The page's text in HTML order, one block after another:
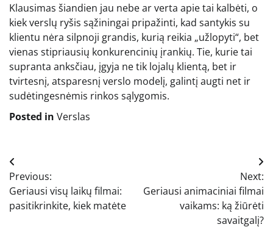
Klausimas šiandien jau nebe ar verta apie tai kalbėti, o
kiek verslų ryšis sąžiningai pripažinti, kad santykis su
klientu nėra silpnoji grandis, kurią reikia „užlopyti“, bet
vienas stipriausių konkurencinių įrankių. Tie, kurie tai
supranta anksčiau, įgyja ne tik lojalų klientą, bet ir
tvirtesnį, atsparesnį verslo modelį, galintį augti net ir
sudėtingesnėmis rinkos sąlygomis.
Posted in Verslas
Navigacija
tarp
įrašų
Previous:
Geriausi visų laikų filmai:
pasitikrinkite, kiek matėte
Next:
Geriausi animaciniai filmai
vaikams: ką žiūrėti
savaitgalį?